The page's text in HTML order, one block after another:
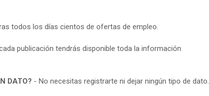
todos los días cientos de ofertas de empleo.
publicación tendrás disponible toda la información
DATO? - No necesitas registrarte ni dejar ningún tipo de dato.